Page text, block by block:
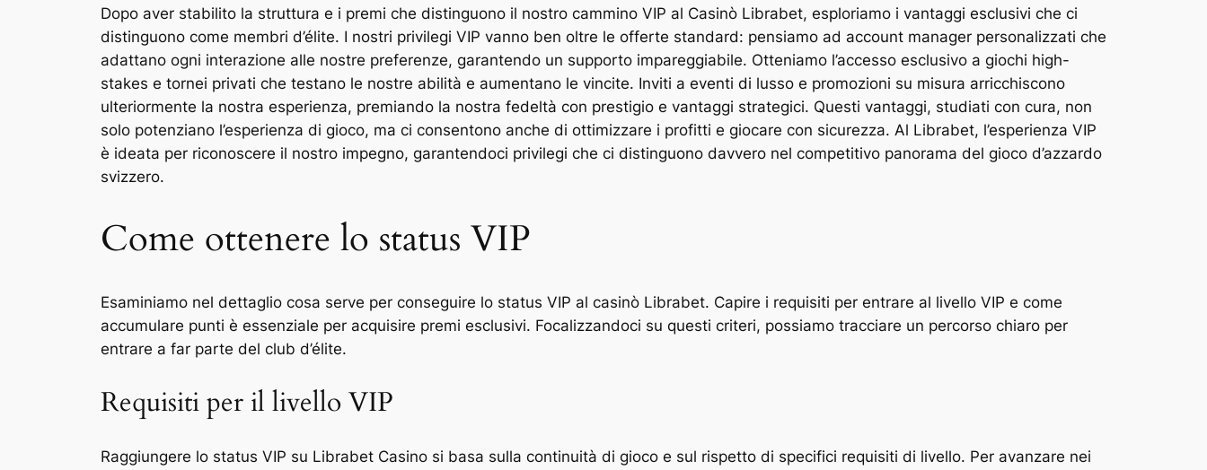
Dopo aver stabilito la struttura e i premi che distinguono il nostro cammino VIP al Casinò Librabet, esploriamo i vantaggi esclusivi che ci
distinguono come membri d’élite. I nostri privilegi VIP vanno ben oltre le offerte standard: pensiamo ad account manager personalizzati che
adattano ogni interazione alle nostre preferenze, garantendo un supporto impareggiabile. Otteniamo l’accesso esclusivo a giochi high-
stakes e tornei privati che testano le nostre abilità e aumentano le vincite. Inviti a eventi di lusso e promozioni su misura arricchiscono
ulteriormente la nostra esperienza, premiando la nostra fedeltà con prestigio e vantaggi strategici. Questi vantaggi, studiati con cura, non
solo potenziano l’esperienza di gioco, ma ci consentono anche di ottimizzare i profitti e giocare con sicurezza. Al Librabet, l’esperienza VIP
è ideata per riconoscere il nostro impegno, garantendoci privilegi che ci distinguono davvero nel competitivo panorama del gioco d’azzardo
svizzero.
Come ottenere lo status VIP
Esaminiamo nel dettaglio cosa serve per conseguire lo status VIP al casinò Librabet. Capire i requisiti per entrare al livello VIP e come
accumulare punti è essenziale per acquisire premi esclusivi. Focalizzandoci su questi criteri, possiamo tracciare un percorso chiaro per
entrare a far parte del club d’élite.
Requisiti per il livello VIP
Raggiungere lo status VIP su Librabet Casino si basa sulla continuità di gioco e sul rispetto di specifici requisiti di livello. Per avanzare nei